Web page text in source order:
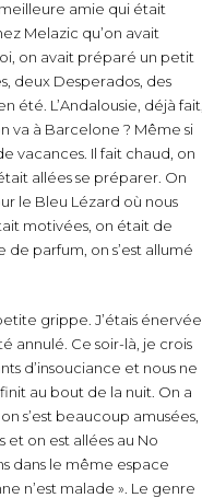
amie qui était
Melazic qu’on avait
on avait préparé un petit
deux Desperados, des
été. L’Andalousie, déjà fait,
va à Barcelone ? Même si
vacances. Il fait chaud, on
allées se préparer. On
le Bleu Lézard où nous
motivées, on était de
parfum, on s’est allumé
grippe. J’étais énervée
annulé. Ce soir-là, je crois
d’insouciance et nous ne
au bout de la nuit. On a
s’est beaucoup amusées,
et on est allées au No
dans le même espace
n’est malade ». Le genre